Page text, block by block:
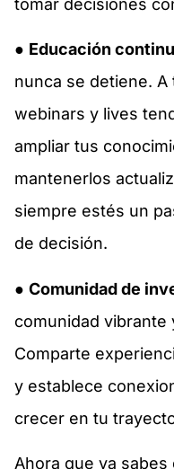
tomar decisiones
● Educación
nunca se detiene.
webinars y lives
ampliar tus
mantenerlos
siempre estés un
de decisión.
● Comunidad de
comunidad vibrante
Comparte
y establece
crecer en tu
Ahora que ya